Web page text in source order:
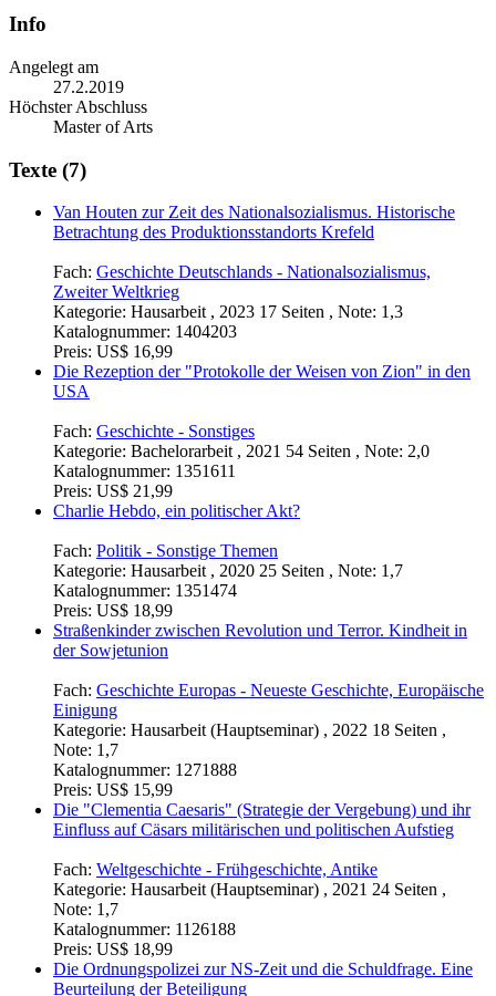
Info
Angelegt am
27.2.2019
Höchster Abschluss
Master of Arts
Texte (7)
Van Houten zur Zeit des Nationalsozialismus. Historische
Betrachtung des Produktionsstandorts Krefeld
Fach: Geschichte Deutschlands - Nationalsozialismus,
Zweiter Weltkrieg
Kategorie: Hausarbeit , 2023 17 Seiten , Note: 1,3
Katalognummer: 1404203
Preis: US$ 16,99
Die Rezeption der "Protokolle der Weisen von Zion" in den
USA
Fach: Geschichte - Sonstiges
Kategorie: Bachelorarbeit , 2021 54 Seiten , Note: 2,0
Katalognummer: 1351611
Preis: US$ 21,99
Charlie Hebdo, ein politischer Akt?
Fach: Politik - Sonstige Themen
Kategorie: Hausarbeit , 2020 25 Seiten , Note: 1,7
Katalognummer: 1351474
Preis: US$ 18,99
Straßenkinder zwischen Revolution und Terror. Kindheit in
der Sowjetunion
Fach: Geschichte Europas - Neueste Geschichte, Europäische
Einigung
Kategorie: Hausarbeit (Hauptseminar) , 2022 18 Seiten ,
Note: 1,7
Katalognummer: 1271888
Preis: US$ 15,99
Die "Clementia Caesaris" (Strategie der Vergebung) und ihr
Einfluss auf Cäsars militärischen und politischen Aufstieg
Fach: Weltgeschichte - Frühgeschichte, Antike
Kategorie: Hausarbeit (Hauptseminar) , 2021 24 Seiten ,
Note: 1,7
Katalognummer: 1126188
Preis: US$ 18,99
Die Ordnungspolizei zur NS-Zeit und die Schuldfrage. Eine
Beurteilung der Beteiligung